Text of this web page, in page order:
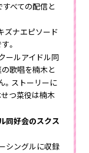
すべての配信と
ズナエピソード
。
ールアイドル同
歌唱を楠木と
。ストーリーに
つ菜役は楠木
同好会のスクス
シングルに収録